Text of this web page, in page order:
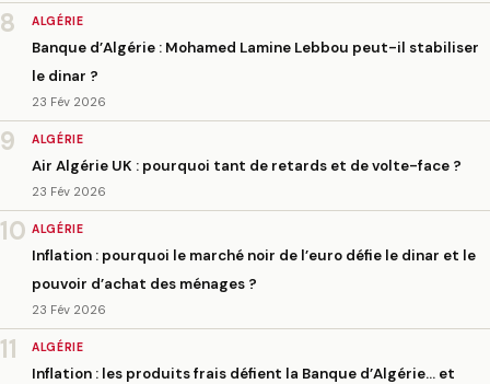
8 ALGÉRIE
Banque d’Algérie : Mohamed Lamine Lebbou peut-il stabiliser
le dinar ?
23 Fév 2026
9 ALGÉRIE
Air Algérie UK : pourquoi tant de retards et de volte-face ?
23 Fév 2026
10 ALGÉRIE
Inflation : pourquoi le marché noir de l’euro défie le dinar et le
pouvoir d’achat des ménages ?
23 Fév 2026
11 ALGÉRIE
Inflation : les produits frais défient la Banque d’Algérie… et